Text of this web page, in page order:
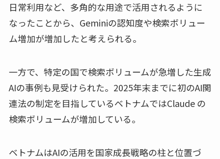
日常利用など、多角的な用途で活用されるように
なったことから、Geminiの認知度や検索ボリュー
ム増加が増加したと考えられる。
一方で、特定の国で検索ボリュームが急増した生成
AIの事例も見受けられた。2025年末までに初のAI関
連法の制定を目指しているベトナムではClaude の
検索ボリュームが増加している。
ベトナムはAIの活用を国家成長戦略の柱と位置づ